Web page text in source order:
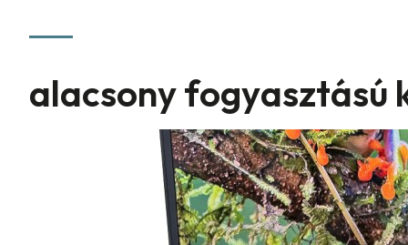
alacsony fogyasztású